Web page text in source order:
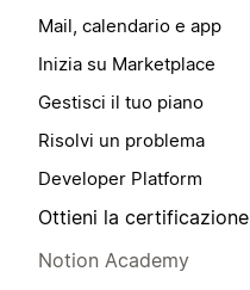
Mail, calendario e app
Inizia su Marketplace
Gestisci il tuo piano
Risolvi un problema
Developer Platform
Ottieni la certificazione
Notion Academy